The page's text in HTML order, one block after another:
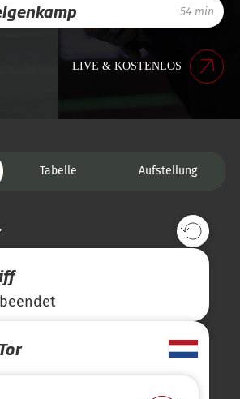
54 min
LIVE & KOSTENLOS
Tabelle Aufstellung